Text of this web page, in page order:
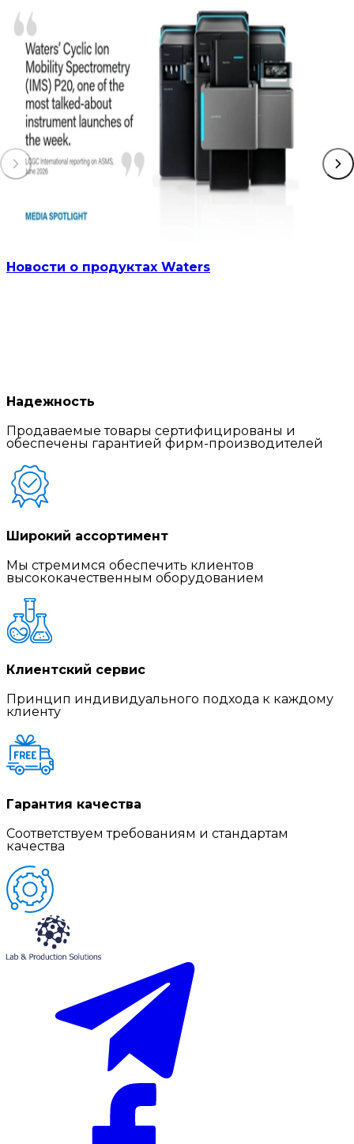
Новости о продуктах Waters
Надежность
Продаваемые товары сертифицированы и
обеспечены гарантией фирм-производителей
Широкий ассортимент
Мы стремимся обеспечить клиентов
высококачественным оборудованием
Клиентский сервис
Принцип индивидуального подхода к каждому
клиенту
Гарантия качества
Соответствуем требованиям и стандартам
качества